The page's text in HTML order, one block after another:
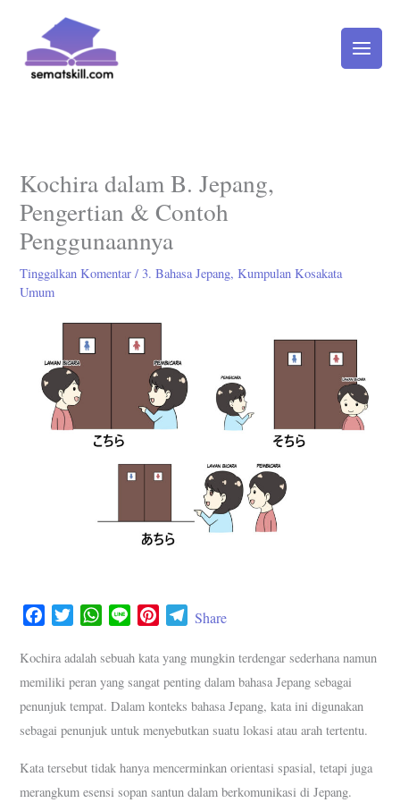
konten
Kochira dalam B. Jepang,
Pengertian & Contoh
Penggunaannya
Tinggalkan Komentar / 3. Bahasa Jepang,Kumpulan Kosakata
Umum
c
e
b
o
k
i
t
t
W
a
t
s
A
p
n
e
n
t
e
e
s
t
T
l
e
g
r
m
Share
Kochira adalah sebuah kata yang mungkin terdengar sederhana namun
memiliki peran yang sangat penting dalam bahasa Jepang sebagai
penunjuk tempat. Dalam konteks bahasa Jepang, kata ini digunakan
sebagai penunjuk untuk menyebutkan suatu lokasi atau arah tertentu.
Kata tersebut tidak hanya mencerminkan orientasi spasial, tetapi juga
merangkum esensi sopan santun dalam berkomunikasi di Jepang.